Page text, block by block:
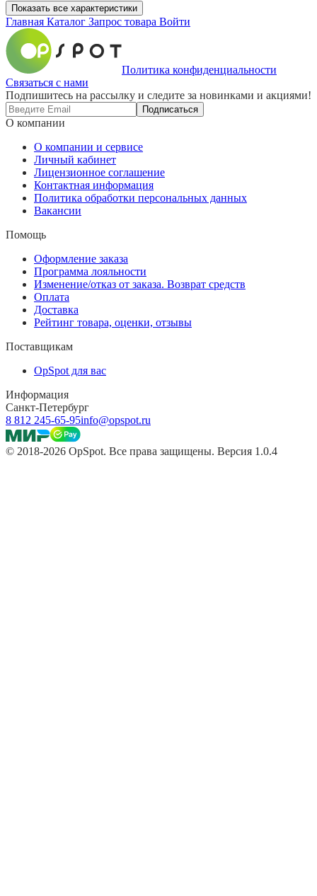
Показать все характеристики
Главная Каталог Запрос товара Войти
Политика конфиденциальности
Связаться с нами
Подпишитесь на рассылку и следите за новинками и акциями!
Подписаться
О компании
О компании и сервисе
Личный кабинет
Лицензионное соглашение
Контактная информация
Политика обработки персональных данных
Вакансии
Помощь
Оформление заказа
Программа лояльности
Изменение/отказ от заказа. Возврат средств
Оплата
Доставка
Рейтинг товара, оценки, отзывы
Поставщикам
OpSpot для вас
Информация
Санкт-Петербург
8 812 245-65-95info@opspot.ru
© 2018-2026 OpSpot. Все права защищены. Версия 1.0.4